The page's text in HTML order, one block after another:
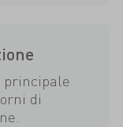
principale
di